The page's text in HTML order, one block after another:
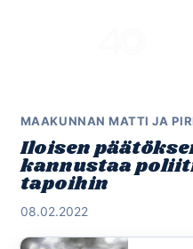
MAAKUNNAN MATTI JA
Iloisen
kannustaa
tapoihin
08.02.2022